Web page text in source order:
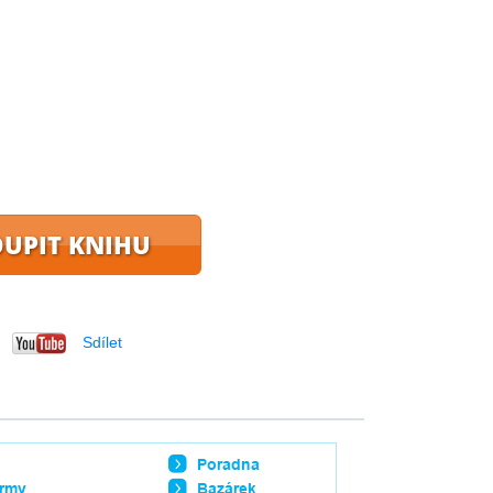
KNIHU
Sdílet